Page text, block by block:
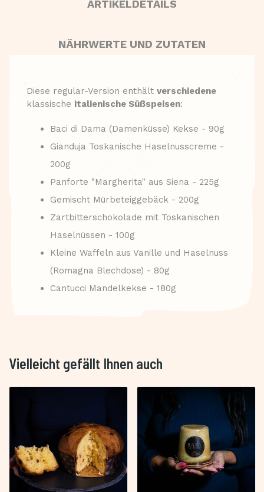
ARTIKELDETAILS
NÄHRWERTE UND ZUTATEN
Diese regular-Version enthält verschiedene
klassische italienische Süßspeisen:
Baci di Dama (Damenküsse) Kekse - 90g
Gianduja Toskanische Haselnusscreme -
200g
Panforte "Margherita" aus Siena - 225g
Gemischt Mürbeteiggebäck - 200g
Zartbitterschokolade mit Toskanischen
Haselnüssen - 100g
Kleine Waffeln aus Vanille und Haselnuss
(Romagna Blechdose) - 80g
Cantucci Mandelkekse - 180g
Vielleicht gefällt Ihnen auch